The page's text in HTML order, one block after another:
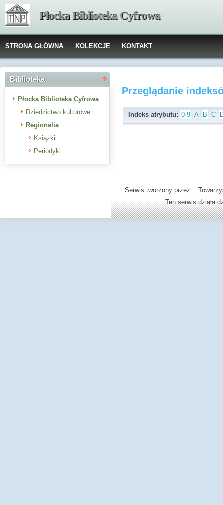
Płocka Biblioteka Cyfrowa
STRONA GŁÓWNA KOLEKCJE KONTAKT
Biblioteka
Płocka Biblioteka Cyfrowa
Dziedzictwo kulturowe
Regionalia
Książki
Periodyki
Przeglądanie
Indeks atrybutu: 0-9 A B C
Serwis tworzony przez :
Ten serwis działa